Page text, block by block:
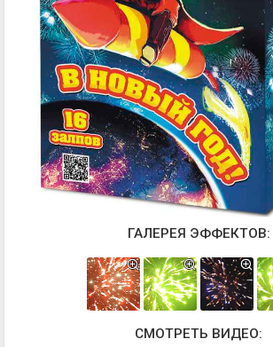
ГАЛЕРЕЯ ЭФФЕКТОВ:
СМОТРЕТЬ ВИДЕО: